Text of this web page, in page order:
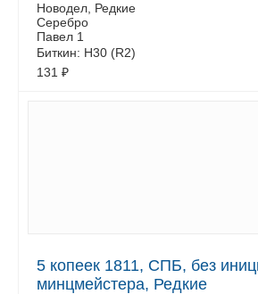
Новодел, Редкие
Серебро
Павел 1
Биткин: Н30 (R2)
131 ₽
5 копеек 1811, СПБ, без
минцмейстера, Редкие